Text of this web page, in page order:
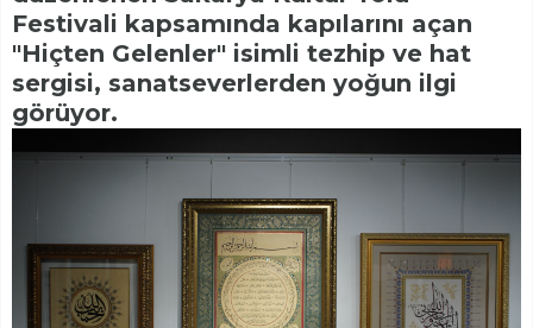
Festivali kapsamında kapılarını açan
"Hiçten Gelenler" isimli tezhip ve hat
sergisi, sanatseverlerden yoğun ilgi
görüyor.